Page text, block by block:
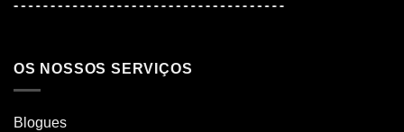
OS NOSSOS SERVIÇOS
Blogues